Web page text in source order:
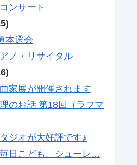
ンサート
本選会
ノ・リサイタル
家展が開催されます
のお話 第18回（ラフマ
ジオが大好評です♪
日こども、シューレ…